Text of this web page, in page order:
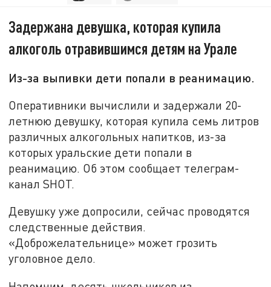
Задержана девушка, которая купила
алкоголь отравившимся детям на Урале
Из-за выпивки дети попали в реанимацию.
Оперативники вычислили и задержали 20-
летнюю девушку, которая купила семь литров
различных алкогольных напитков, из-за
которых уральские дети попали в
реанимацию. Об этом сообщает телеграм-
канал SHOT.
Девушку уже допросили, сейчас проводятся
следственные действия.
«Доброжелательнице» может грозить
уголовное дело.